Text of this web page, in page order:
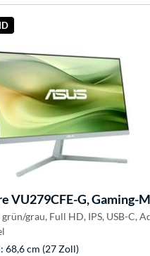
VU279CFE-G, Gaming-
grau, Full HD, IPS, USB-C,
68,6 cm (27 Zoll)